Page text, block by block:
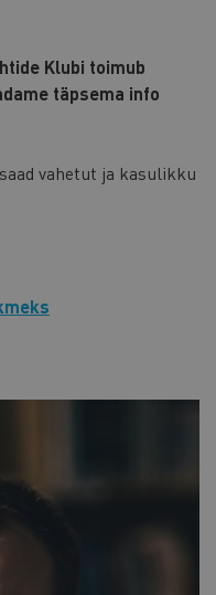
Klubi toimub
täpsema info
saad vahetut ja kasulikku